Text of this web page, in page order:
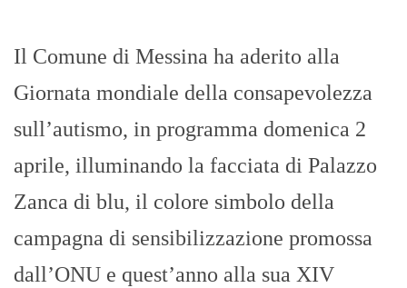
Il Comune di Messina ha aderito alla
Giornata mondiale della consapevolezza
sull’autismo, in programma domenica 2
aprile, illuminando la facciata di Palazzo
Zanca di blu, il colore simbolo della
campagna di sensibilizzazione promossa
dall’ONU e quest’anno alla sua XIV